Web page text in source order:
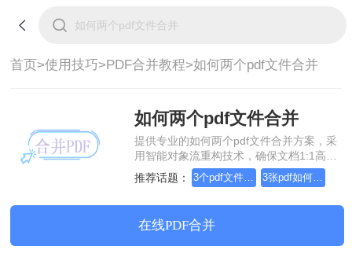
首页>使用技巧>PDF合并教程>如何两个pdf文件合并
如何两个pdf文件合并
提供专业的如何两个pdf文件合并方案，采
用智能对象流重构技术，确保文档1:1高保
真还原且排版不乱码。支持一键批量处
理，全链路 SSL 加密保障隐私安全。助您
装，高效办公。
推荐话题： 3个pdf文件合并成一个 3张pdf如何合并成一个
在线PDF合并